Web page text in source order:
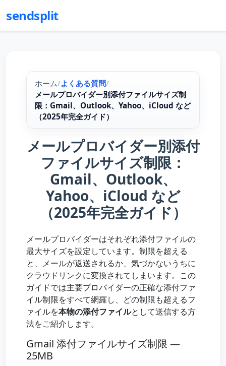
sendsplit
ホーム/よくある質問/
メールプロバイダー別添付ファイルサイズ制
限：Gmail、Outlook、Yahoo、iCloud など
（2025年完全ガイド）
メールプロバイダー別添付
ファイルサイズ制限：
Gmail、Outlook、
Yahoo、iCloud など
（2025年完全ガイド）
メールプロバイダーはそれぞれ添付ファイルの
最大サイズを設定しています。制限を超える
と、メールが返送されるか、気づかないうちに
クラウドリンクに変換されてしまいます。この
ガイドでは主要プロバイダーの正確な添付ファ
イル制限をすべて網羅し、どの制限も超えるフ
ァイルを本物の添付ファイルとして送信する方
法をご紹介します。
Gmail 添付ファイルサイズ制限 —
25MB